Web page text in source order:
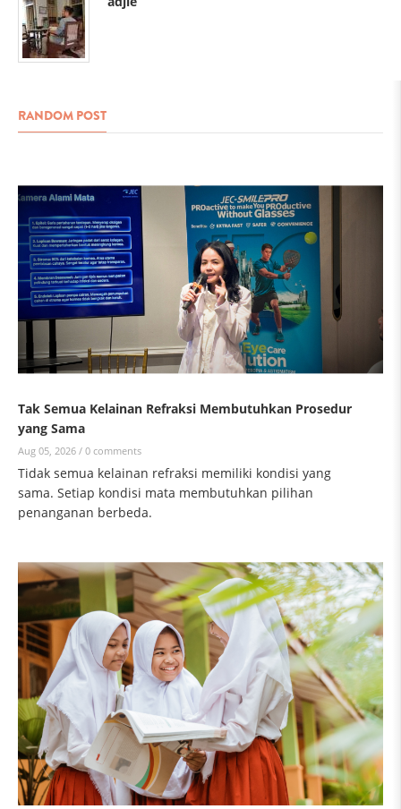
RANDOM POST
Tak Semua Kelainan Refraksi Membutuhkan Prosedur
yang Sama
Aug 05, 2026 / 0 comments
Tidak semua kelainan refraksi memiliki kondisi yang
sama. Setiap kondisi mata membutuhkan pilihan
penanganan berbeda.